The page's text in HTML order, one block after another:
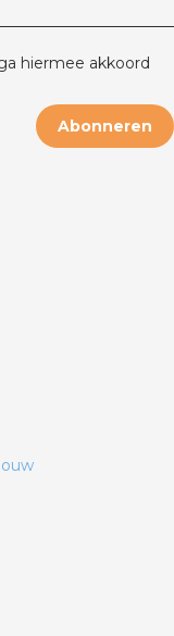
hiermee akkoord
Abonneren